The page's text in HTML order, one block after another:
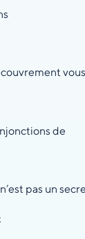
de
pas un